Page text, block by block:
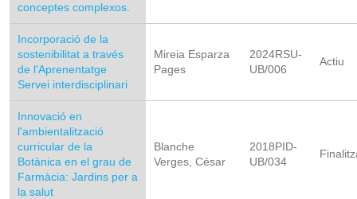
conceptes complexos.
Incorporació de la
sostenibilitat a través
de l'Aprenentatge
Servei interdisciplinari
Mireia Esparza
Pages
2024RSU-
UB/006
Actiu
Innovació en
l'ambientalització
curricular de la
Botànica en el grau de
Farmàcia: Jardins per a
la salut
Blanche
Verges, César
2018PID-
UB/034